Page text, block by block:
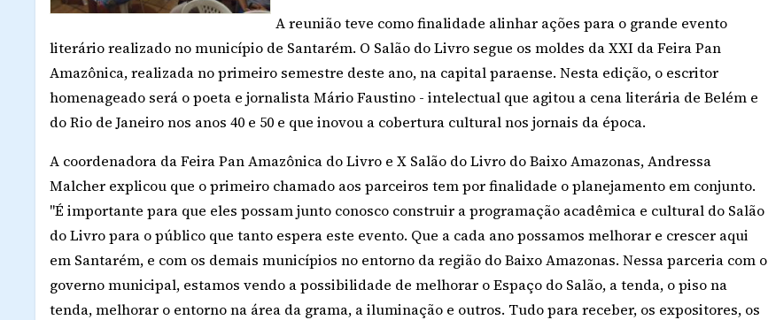
A reunião teve como finalidade alinhar ações para o grande evento
literário realizado no município de Santarém. O Salão do Livro segue os moldes da XXI da Feira Pan
Amazônica, realizada no primeiro semestre deste ano, na capital paraense. Nesta edição, o escritor
homenageado será o poeta e jornalista Mário Faustino - intelectual que agitou a cena literária de Belém e
do Rio de Janeiro nos anos 40 e 50 e que inovou a cobertura cultural nos jornais da época.
A coordenadora da Feira Pan Amazônica do Livro e X Salão do Livro do Baixo Amazonas, Andressa
Malcher explicou que o primeiro chamado aos parceiros tem por finalidade o planejamento em conjunto.
"É importante para que eles possam junto conosco construir a programação acadêmica e cultural do Salão
do Livro para o público que tanto espera este evento. Que a cada ano possamos melhorar e crescer aqui
em Santarém, e com os demais municípios no entorno da região do Baixo Amazonas. Nessa parceria com o
governo municipal, estamos vendo a possibilidade de melhorar o Espaço do Salão, a tenda, o piso na
tenda, melhorar o entorno na área da grama, a iluminação e outros. Tudo para receber, os expositores, os